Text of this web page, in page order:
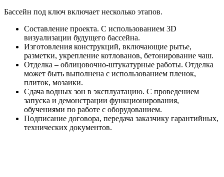
Бассейн под ключ включает несколько этапов.
Составление проекта. С использованием 3D
визуализации будущего бассейна.
Изготовления конструкций, включающие рытье,
разметки, укрепление котлованов, бетонирование чаш.
Отделка – облицовочно-штукатурные работы. Отделка
может быть выполнена с использованием пленок,
плиток, мозаики.
Сдача водных зон в эксплуатацию. С проведением
запуска и демонстрации функционирования,
обучениями по работе с оборудованием.
Подписание договора, передача заказчику гарантийных,
технических документов.